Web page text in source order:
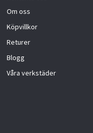
Om oss
Köpvillkor
Returer
Blogg
Våra verkstäder